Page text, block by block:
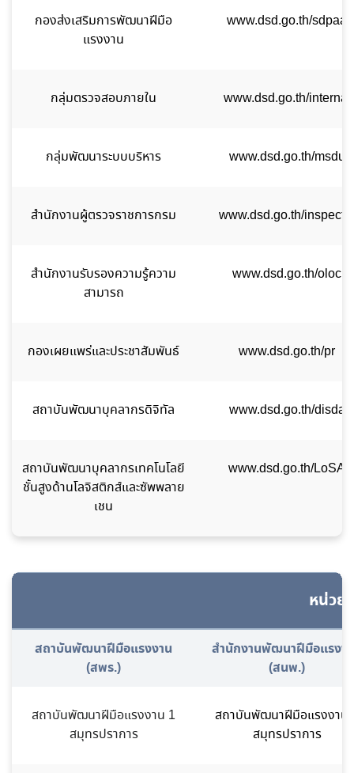
กองส่งเสริมการพัฒนาฝีมือ
แรงงาน
www.dsd.go.th/sdpaa
กลุ่มตรวจสอบภายใน www.dsd.go.th/internal
กลุ่มพัฒนาระบบบริหาร www.dsd.go.th/msdu
สำนักงานผู้ตรวจราชการกรม www.dsd.go.th/
สำนักงานรับรองความรู้ความ
สามารถ
www.dsd.go.th/oloc
กองเผยแพร่และประชาสัมพันธ์ www.dsd.go.th/pr
สถาบันพัฒนาบุคลากรดิจิทัล www.dsd.go.th/disda
สถาบันพัฒนาบุคลากรเทคโนโลยี
ชั้นสูงด้านโลจิสติกส์และซัพพลาย
เชน
www.dsd.go.th/LoSA
หน่วย
สถาบันพัฒนาฝีมือแรงงาน
(สพร.)
สำนักงานพัฒนาฝีมือแรงง
(สนพ.)
สถาบันพัฒนาฝีมือแรงงาน 1
สมุทรปราการ
สถาบันพัฒนาฝีมือแรงงาน
สมุทรปราการ